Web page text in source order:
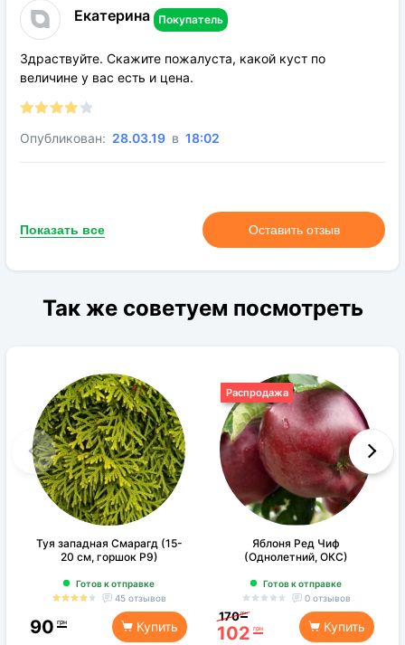
Екатерина Покупатель
Здраствуйте. Скажите пожалуста, какой куст по
величине у вас есть и цена.
Опубликован: 28.03.19 в 18:02
Добрый день! Только новая почта!
Опубликован:
Доброго дня, чи робите відправку Укр почтою? Дякую
Опубликован:22.03.19в 09:03
Показать все Оставить отзыв
Так же советуем посмотреть
Туя западная Смарагд (15-
20 см, горшок Р9)
Готов к отправке
45 отзывов
90 грн Купить
Яблоня Ред Чиф
(Однолетний, ОКС)
Готов к отправке
0 отзывов
170 грн
102 грн Купить
Распродажа